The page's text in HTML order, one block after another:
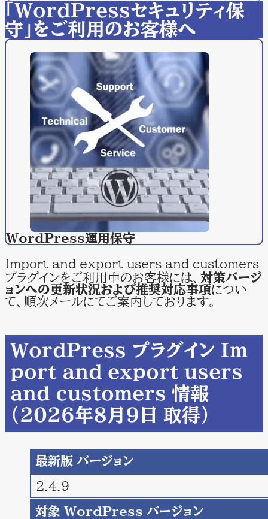
「WordPressセキュリティ保
守」をご利用のお客様へ
WordPress運用保守
Import and export users and customers
プラグインをご利用中のお客様には、 対策バージ
ョンへの更新状況および推奨対応事項につい
て、順次メールにてご案内しております。
WordPress プラグイン Im
port and export users
and customers 情報
（2026年8月9日 取得）
最新版 バージョン
2.4.9
対象 WordPress バージョン